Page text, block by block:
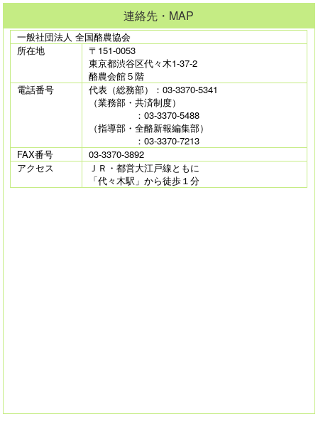
連絡先・MAP
一般社団法人 全国酪農協会
所在地
〒151-0053
東京都渋谷区代々木1-37-2
酪農会館５階
電話番号
代表（総務部）：03-3370-5341
（業務部・共済制度）
：03-3370-5488
（指導部・全酪新報編集部）
：03-3370-7213
FAX番号
03-3370-3892
アクセス
ＪＲ・都営大江戸線ともに
「代々木駅」から徒歩１分